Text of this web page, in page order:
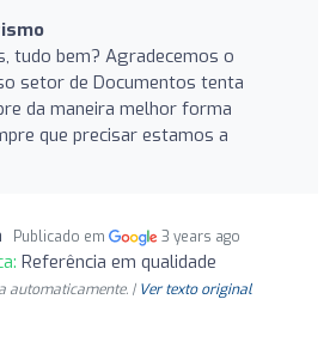
tudo bem? Agradecemos o
setor de Documentos tenta
da maneira melhor forma
que precisar estamos a
Publicado em 3 years ago
Referência em qualidade
automaticamente. | Ver texto original